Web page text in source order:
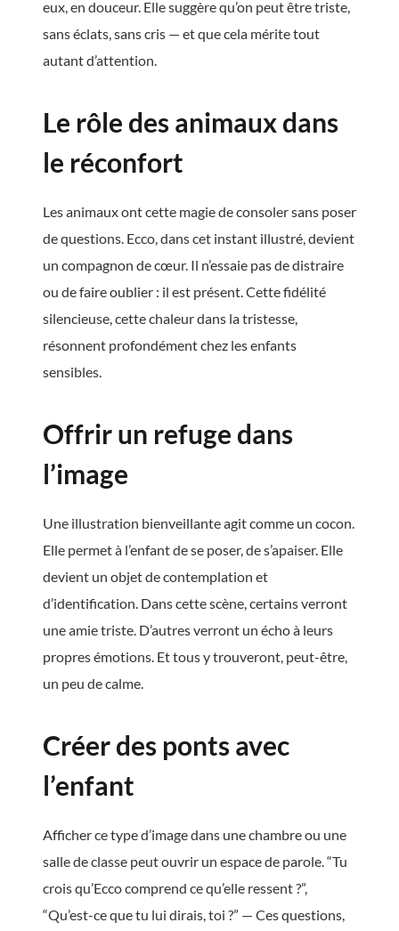
eux, en douceur. Elle suggère qu’on peut être triste,
sans éclats, sans cris — et que cela mérite tout
autant d’attention.
Le rôle des animaux dans
le réconfort
Les animaux ont cette magie de consoler sans poser
de questions. Ecco, dans cet instant illustré, devient
un compagnon de cœur. Il n’essaie pas de distraire
ou de faire oublier : il est présent. Cette fidélité
silencieuse, cette chaleur dans la tristesse,
résonnent profondément chez les enfants
sensibles.
Offrir un refuge dans
l’image
Une illustration bienveillante agit comme un cocon.
Elle permet à l’enfant de se poser, de s’apaiser. Elle
devient un objet de contemplation et
d’identification. Dans cette scène, certains verront
une amie triste. D’autres verront un écho à leurs
propres émotions. Et tous y trouveront, peut-être,
un peu de calme.
Créer des ponts avec
l’enfant
Afficher ce type d’image dans une chambre ou une
salle de classe peut ouvrir un espace de parole. “Tu
crois qu’Ecco comprend ce qu’elle ressent ?”,
“Qu’est-ce que tu lui dirais, toi ?” — Ces questions,